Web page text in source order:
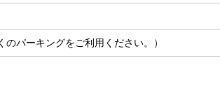
のパーキングをご利用ください。）